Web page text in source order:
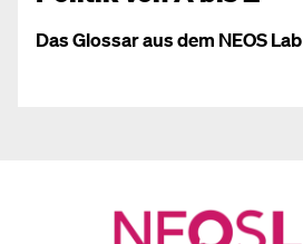
Das Glossar aus dem NEOS Lab